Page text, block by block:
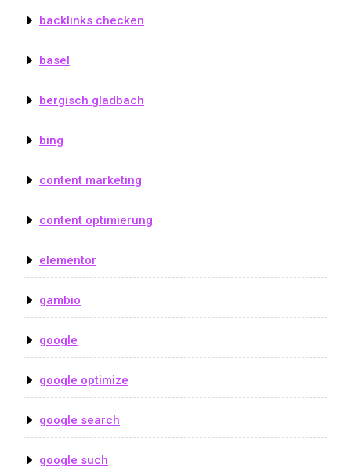
backlinks checken
basel
bergisch gladbach
bing
content marketing
content optimierung
elementor
gambio
google
google optimize
google search
google such